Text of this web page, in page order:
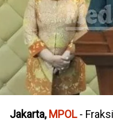
Jakarta, MPOL-